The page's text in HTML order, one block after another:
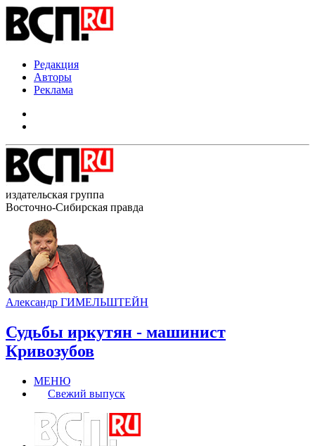
Редакция
Авторы
Реклама
издательская группа
Восточно-Сибирская правда
Александр ГИМЕЛЬШТЕЙН
Судьбы иркутян - машинист
Кривозубов
МЕНЮ
Свежий выпуск